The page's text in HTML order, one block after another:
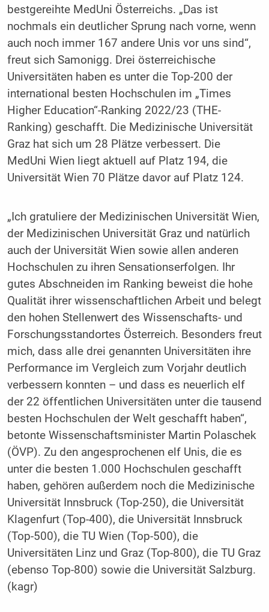
bestgereihte MedUni Österreichs. „Das ist
nochmals ein deutlicher Sprung nach vorne, wenn
auch noch immer 167 andere Unis vor uns sind“,
freut sich Samonigg. Drei österreichische
Universitäten haben es unter die Top-200 der
international besten Hochschulen im „Times
Higher Education“-Ranking 2022/23 (THE-
Ranking) geschafft. Die Medizinische Universität
Graz hat sich um 28 Plätze verbessert. Die
MedUni Wien liegt aktuell auf Platz 194, die
Universität Wien 70 Plätze davor auf Platz 124.
„Ich gratuliere der Medizinischen Universität Wien,
der Medizinischen Universität Graz und natürlich
auch der Universität Wien sowie allen anderen
Hochschulen zu ihren Sensationserfolgen. Ihr
gutes Abschneiden im Ranking beweist die hohe
Qualität ihrer wissenschaftlichen Arbeit und belegt
den hohen Stellenwert des Wissenschafts- und
Forschungsstandortes Österreich. Besonders freut
mich, dass alle drei genannten Universitäten ihre
Performance im Vergleich zum Vorjahr deutlich
verbessern konnten – und dass es neuerlich elf
der 22 öffentlichen Universitäten unter die tausend
besten Hochschulen der Welt geschafft haben“,
betonte Wissenschaftsminister Martin Polaschek
(ÖVP). Zu den angesprochenen elf Unis, die es
unter die besten 1.000 Hochschulen geschafft
haben, gehören außerdem noch die Medizinische
Universität Innsbruck (Top-250), die Universität
Klagenfurt (Top-400), die Universität Innsbruck
(Top-500), die TU Wien (Top-500), die
Universitäten Linz und Graz (Top-800), die TU Graz
(ebenso Top-800) sowie die Universität Salzburg.
(kagr)